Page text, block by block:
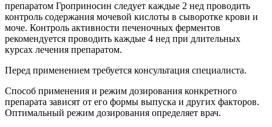
препаратом Гроприносин следует каждые 2 нед проводить
контроль содержания мочевой кислоты в сыворотке крови и
моче. Контроль активности печеночных ферментов
рекомендуется проводить каждые 4 нед при длительных
курсах лечения препаратом.
Перед применением требуется консультация специалиста.
Способ применения и режим дозирования конкретного
препарата зависят от его формы выпуска и других факторов.
Оптимальный режим дозирования определяет врач.